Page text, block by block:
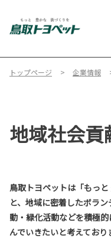
トップページ 企業情報
地域社会貢
鳥取トヨペットは「もっ
と、地域に密着したボラ
動・緑化活動などを積極
んでいきたいと考えており